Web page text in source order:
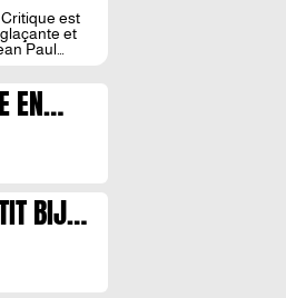
est
et
Paul
singulier
et
EN
BIJOU